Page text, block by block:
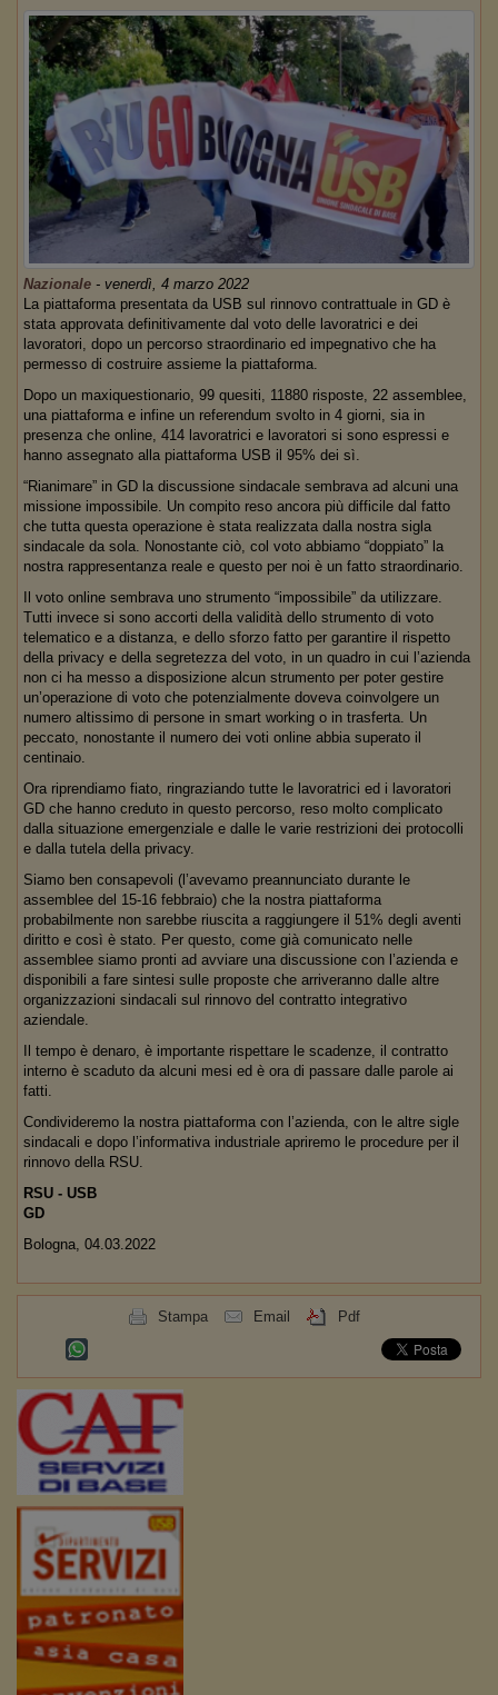
Nazionale - venerdì, 4 marzo 2022
La piattaforma presentata da USB sul rinnovo contrattuale in GD è
stata approvata definitivamente dal voto delle lavoratrici e dei
lavoratori, dopo un percorso straordinario ed impegnativo che ha
permesso di costruire assieme la piattaforma.
Dopo un maxiquestionario, 99 quesiti, 11880 risposte, 22 assemblee,
una piattaforma e infine un referendum svolto in 4 giorni, sia in
presenza che online, 414 lavoratrici e lavoratori si sono espressi e
hanno assegnato alla piattaforma USB il 95% dei sì.
“Rianimare” in GD la discussione sindacale sembrava ad alcuni una
missione impossibile. Un compito reso ancora più difficile dal fatto
che tutta questa operazione è stata realizzata dalla nostra sigla
sindacale da sola. Nonostante ciò, col voto abbiamo “doppiato” la
nostra rappresentanza reale e questo per noi è un fatto straordinario.
Il voto online sembrava uno strumento “impossibile” da utilizzare.
Tutti invece si sono accorti della validità dello strumento di voto
telematico e a distanza, e dello sforzo fatto per garantire il rispetto
della privacy e della segretezza del voto, in un quadro in cui l’azienda
non ci ha messo a disposizione alcun strumento per poter gestire
un’operazione di voto che potenzialmente doveva coinvolgere un
numero altissimo di persone in smart working o in trasferta. Un
peccato, nonostante il numero dei voti online abbia superato il
centinaio.
Ora riprendiamo fiato, ringraziando tutte le lavoratrici ed i lavoratori
GD che hanno creduto in questo percorso, reso molto complicato
dalla situazione emergenziale e dalle le varie restrizioni dei protocolli
e dalla tutela della privacy.
Siamo ben consapevoli (l’avevamo preannunciato durante le
assemblee del 15-16 febbraio) che la nostra piattaforma
probabilmente non sarebbe riuscita a raggiungere il 51% degli aventi
diritto e così è stato. Per questo, come già comunicato nelle
assemblee siamo pronti ad avviare una discussione con l’azienda e
disponibili a fare sintesi sulle proposte che arriveranno dalle altre
organizzazioni sindacali sul rinnovo del contratto integrativo
aziendale.
Il tempo è denaro, è importante rispettare le scadenze, il contratto
interno è scaduto da alcuni mesi ed è ora di passare dalle parole ai
fatti.
Condivideremo la nostra piattaforma con l’azienda, con le altre sigle
sindacali e dopo l’informativa industriale apriremo le procedure per il
rinnovo della RSU.
RSU - USB
Bologna, 04.03.2022
Stampa Email Pdf